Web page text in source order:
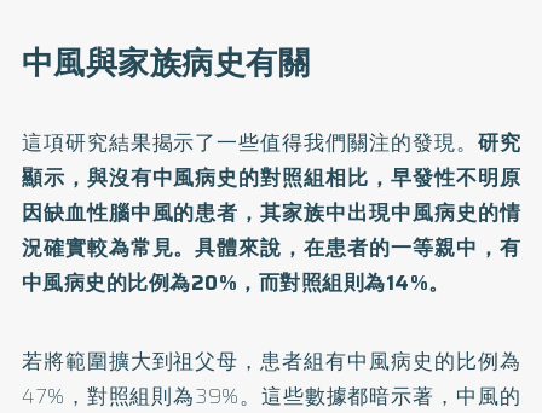
中風與家族病史有關
這項研究結果揭示了一些值得我們關注的發現。 研究
顯示，與沒有中風病史的對照組相比，早發性不明原
因缺血性腦中風的患者，其家族中出現中風病史的情
況確實較為常見。具體來說，在患者的一等親中，有
中風病史的比例為20%，而對照組則為14%。
若將範圍擴大到祖父母，患者組有中風病史的比例為
47%，對照組則為39%。這些數據都暗示著，中風的